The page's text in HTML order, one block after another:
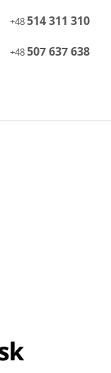
+48514 311 310
+48507 637 638